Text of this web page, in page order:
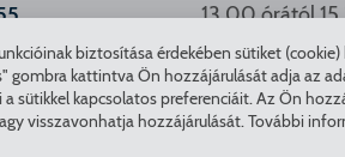
észrevételek:
13.00 órától
PÉCEL.HU
biztosítása érdekében sütiket
gombra kattintva Ön hozzájárulását adja az
sütikkel kapcsolatos preferenciáit. Az Ön
visszavonhatja hozzájárulását. További